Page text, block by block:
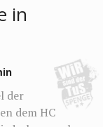
in
der
dem HC